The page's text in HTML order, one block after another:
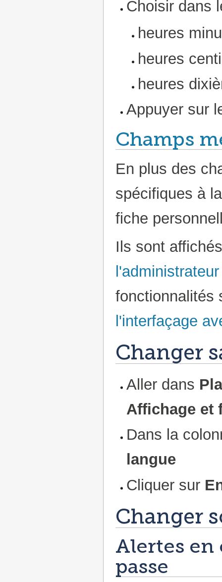
Choisir dans
heures
heures
heures
Appuyer sur
Champs
En plus des
spécifiques à
fiche
Ils sont
l'administrateur
fonctionnalités
l'interfaçage
Changer
Aller dans
Affichage et
Dans la
langue
Cliquer sur
Changer
Alertes en
passe